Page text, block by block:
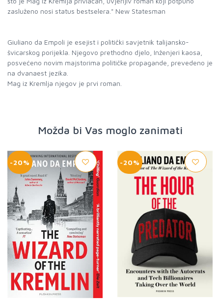
zasluženo nosi status bestselera." New Statesman
Giuliano da Empoli je esejist i politički savjetnik talijansko-
švicarskog porijekla. Njegovo prethodno djelo, Inženjeri kaosa,
posvećeno novim majstorima političke propagande, prevedeno je
na dvanaest jezika.
Možda bi Vas moglo zanimati
-20% -20%